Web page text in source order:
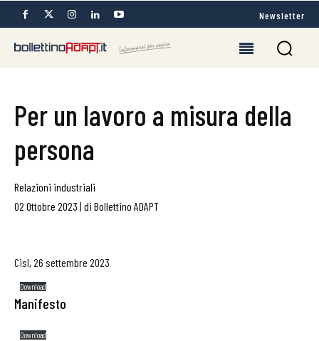
Newsletter
Per un lavoro a misura della
persona
Relazioni industriali
02 Ottobre 2023 | di Bollettino ADAPT
Cisl, 26 settembre 2023
Download
Manifesto
Download